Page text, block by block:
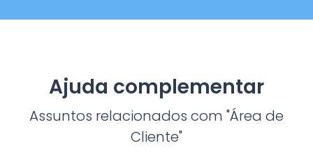
Ajuda complementar
Assuntos relacionados com "Área de
Cliente"